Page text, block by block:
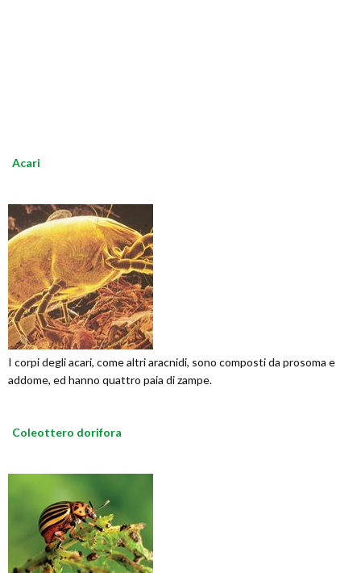
Acari
I corpi degli acari, come altri aracnidi, sono composti da prosoma e
addome, ed hanno quattro paia di zampe.
Coleottero dorifora